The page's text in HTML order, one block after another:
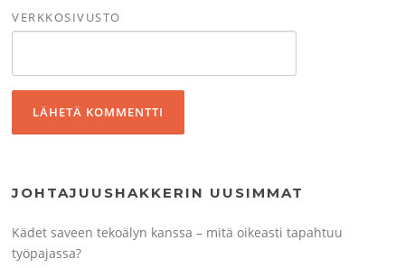
VERKKOSIVUSTO
JOHTAJUUSHAKKERIN UUSIMMAT
Kädet saveen tekoälyn kanssa – mitä oikeasti tapahtuu
työpajassa?